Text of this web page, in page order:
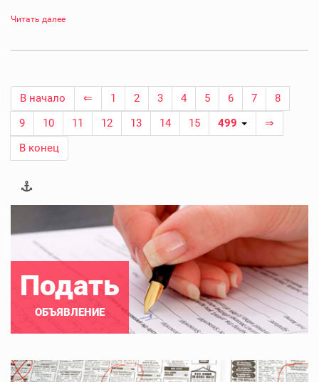
Читать далее
В начало ⇐ 1 2 3 4 5 6 7
8
9
10 11 12 13 14 15 499
⇒
В конец
Подать
ОБЪЯВЛЕНИЕ